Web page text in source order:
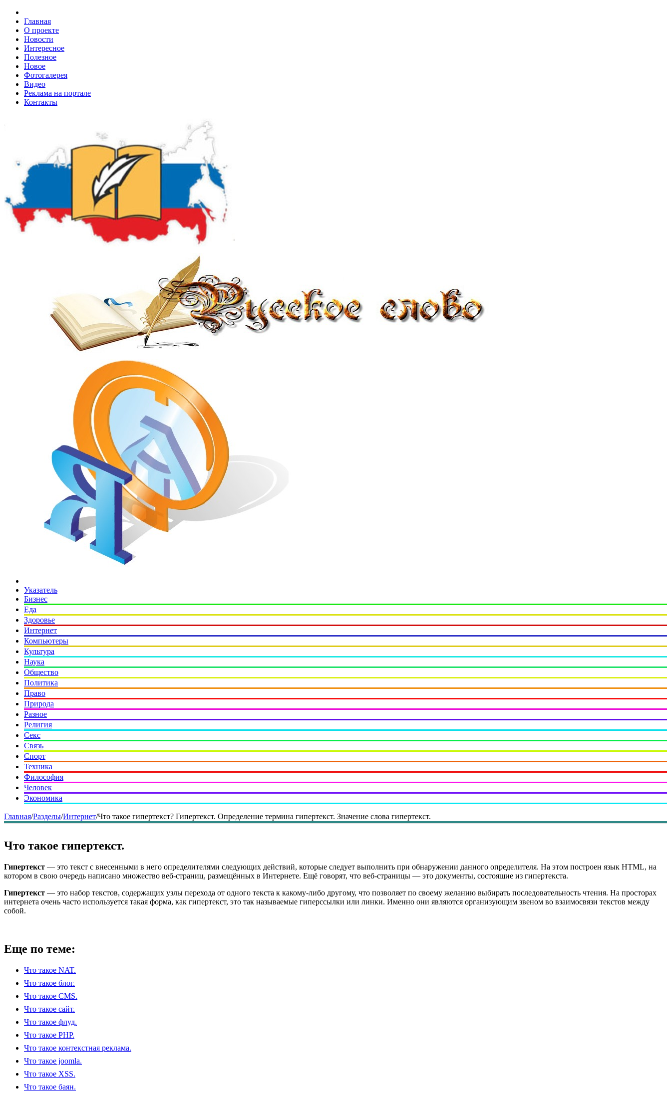
Главная
О проекте
Новости
Интересное
Полезное
Новое
Фотогалерея
Видео
Реклама на портале
Контакты
Указатель
Бизнес
Еда
Здоровье
Интернет
Компьютеры
Культура
Наука
Общество
Политика
Право
Природа
Разное
Религия
Секс
Связь
Спорт
Техника
Философия
Человек
Экономика
Главная/Разделы/Интернет/Что такое гипертекст? Гипертекст. Определение термина гипертекст. Значение слова гипертекст.
Что такое гипертекст.
Гипертекст — это текст с внесенными в него определителями следующих действий, которые следует выполнить при обнаружении данного определителя. На этом построен язык HTML, на
котором в свою очередь написано множество веб-страниц, размещённых в Интернете. Ещё говорят, что веб-страницы — это документы, состоящие из гипертекста.
Гипертекст — это набор текстов, содержащих узлы перехода от одного текста к какому-либо другому, что позволяет по своему желанию выбирать последовательность чтения. На просторах
интернета очень часто используется такая форма, как гипертекст, это так называемые гиперссылки или линки. Именно они являются организующим звеном во взаимосвязи текстов между
собой.
Еще по теме:
Что такое NAT.
Что такое блог.
Что такое CMS.
Что такое сайт.
Что такое флуд.
Что такое PHP.
Что такое контекстная реклама.
Что такое joomla.
Что такое XSS.
Что такое баян.